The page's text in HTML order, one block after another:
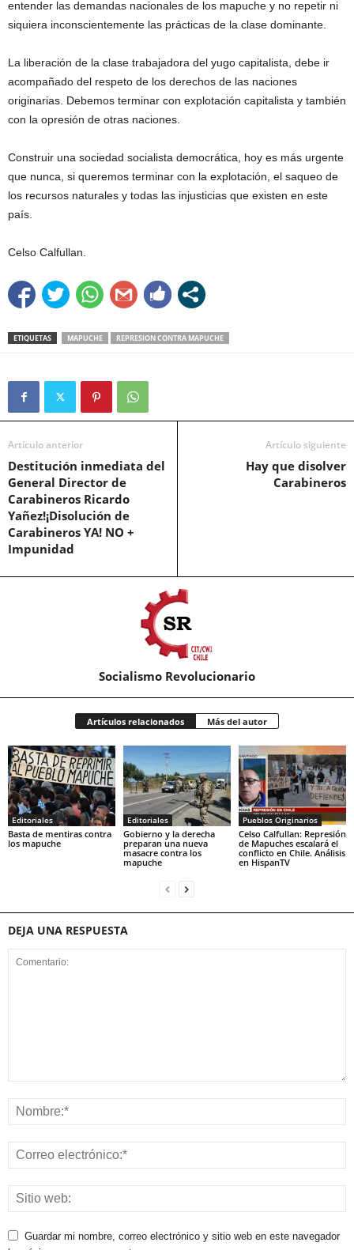
entender las demandas nacionales de los mapuche y no repetir ni
siquiera inconscientemente las prácticas de la clase dominante.
La liberación de la clase trabajadora del yugo capitalista, debe ir
acompañado del respeto de los derechos de las naciones
originarias. Debemos terminar con explotación capitalista y también
con la opresión de otras naciones.
Construir una sociedad socialista democrática, hoy es más urgente
que nunca, si queremos terminar con la explotación, el saqueo de
los recursos naturales y todas las injusticias que existen en este
país.
Celso Calfullan.
ETIQUETAS MAPUCHE REPRESION CONTRA MAPUCHE
Artículo anterior
Destitución inmediata del
General Director de
Carabineros Ricardo
Yañez!¡Disolución de
Carabineros YA! NO +
Impunidad
Artículo siguiente
Hay que disolver
Carabineros
Socialismo Revolucionario
Artículos relacionados Más del autor
Editoriales
Basta de mentiras contra
los mapuche
Editoriales
Gobierno y la derecha
preparan una nueva
masacre contra los
mapuche
Pueblos Originarios
Celso Calfullan: Represión
de Mapuches escalará el
conflicto en Chile. Análisis
en HispanTV
DEJA UNA RESPUESTA
Guardar mi nombre, correo electrónico y sitio web en este navegador